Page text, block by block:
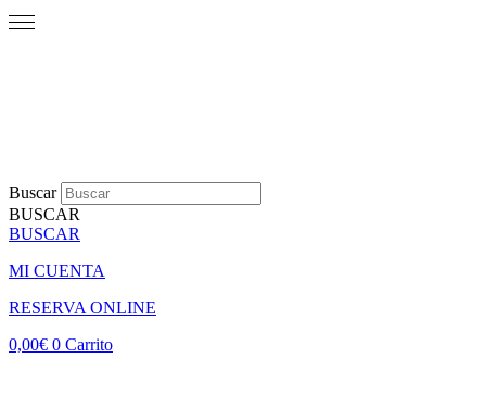
Buscar
BUSCAR
BUSCAR
MI CUENTA
RESERVA ONLINE
0,00€ 0 Carrito